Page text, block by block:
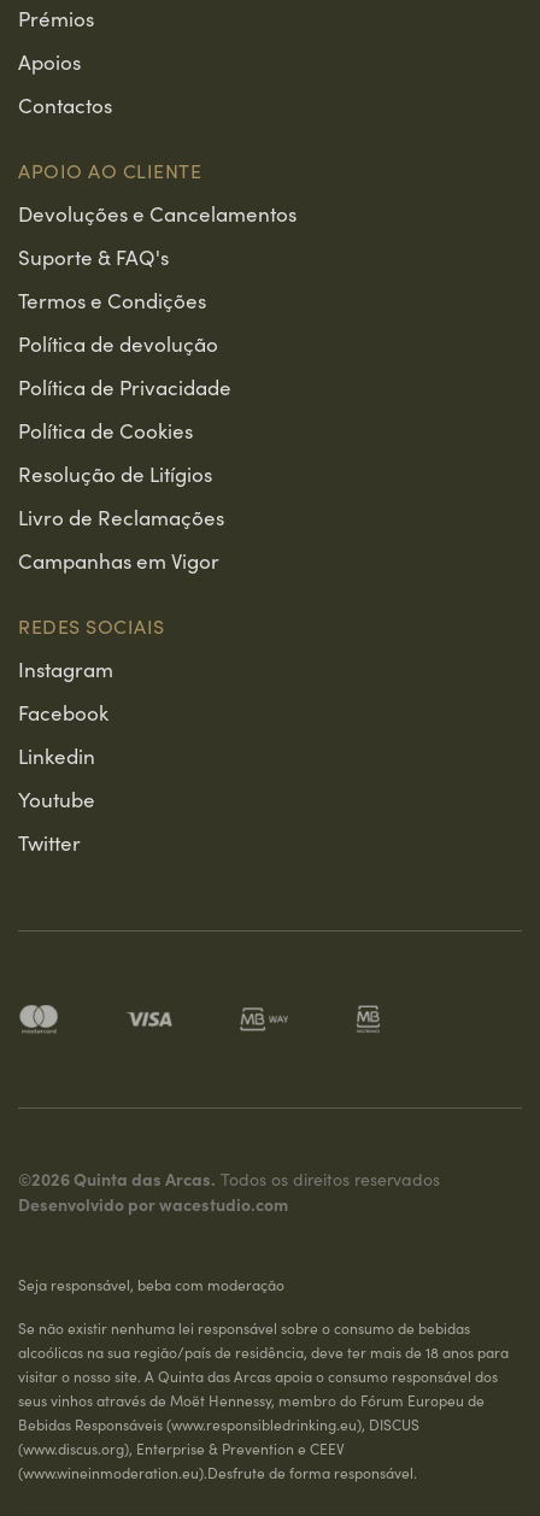
Prémios
Apoios
Contactos
APOIO AO CLIENTE
Devoluções e Cancelamentos
Suporte & FAQ's
Termos e Condições
Política de devolução
Política de Privacidade
Política de Cookies
Resolução de Litígios
Livro de Reclamações
Campanhas em Vigor
REDES SOCIAIS
Instagram
Facebook
Linkedin
Youtube
Twitter
©2026 Quinta das Arcas. Todos os direitos reservados
Desenvolvido porwacestudio.com
Seja responsável, beba com moderação
Se não existir nenhuma lei responsável sobre o consumo de bebidas
alcoólicas na sua região/país de residência, deve ter mais de 18 anos para
visitar o nosso site. A Quinta das Arcas apoia o consumo responsável dos
seus vinhos através de Moët Hennessy, membro do Fórum Europeu de
Bebidas Responsáveis (www.responsibledrinking.eu), DISCUS
(www.discus.org), Enterprise & Prevention e CEEV
(www.wineinmoderation.eu).Desfrute de forma responsável.